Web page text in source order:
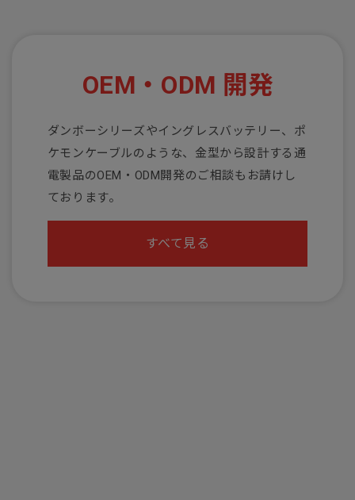
OEM・ODM 開発
ダンボーシリーズやイングレスバッテリー、ポ
ケモンケーブルのような、金型から設計する通
電製品のOEM・ODM開発のご相談もお請けし
ております。
すべて見る